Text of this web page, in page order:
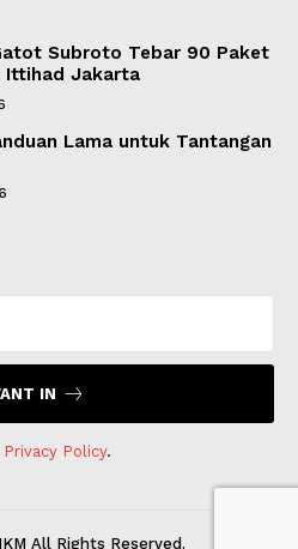
Subroto Tebar 90 Paket
Ittihad Jakarta
Lama untuk Tantangan
IN
Privacy Policy.
All Rights Reserved.